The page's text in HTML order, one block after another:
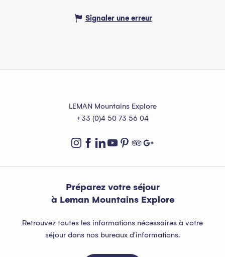
Signaler une erreur
LEMAN Mountains Explore
+33 (0)4 50 73 56 04
Préparez votre séjour
à Leman Mountains Explore
Retrouvez toutes les informations nécessaires à votre
séjour dans nos bureaux d'informations.